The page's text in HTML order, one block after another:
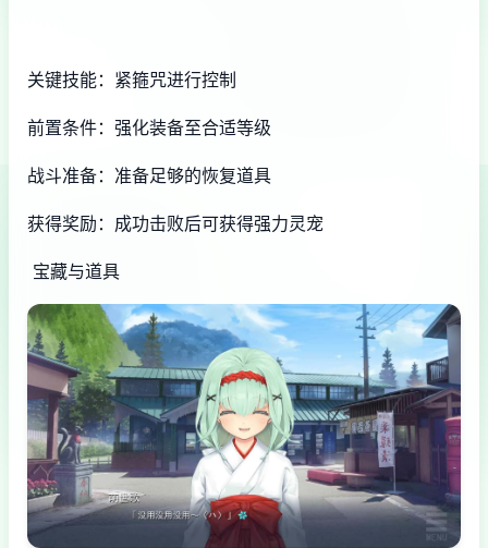
关键技能：紧箍咒进行控制
前置条件：强化装备至合适等级
战斗准备：准备足够的恢复道具
获得奖励：成功击败后可获得强力灵宠
宝藏与道具